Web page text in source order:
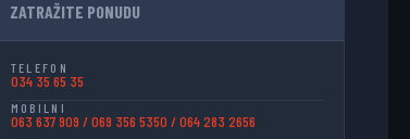
ZATRAŽITE PONUDU
TELEFON
034 35 65 35
MOBILNI
063 637 909 /069 356 5350 /064 283 2656